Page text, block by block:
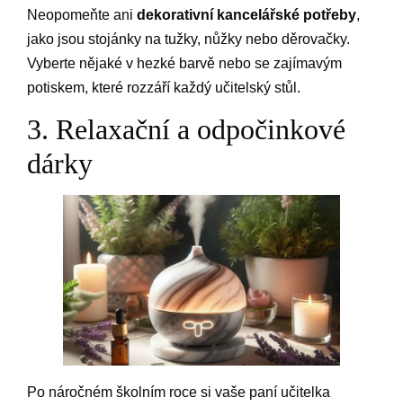
Neopomeňte ani dekorativní kancelářské potřeby,
jako jsou stojánky na tužky, nůžky nebo děrovačky.
Vyberte nějaké v hezké barvě nebo se zajímavým
potiskem, které rozzáří každý učitelský stůl.
3. Relaxační a odpočinkové
dárky
Po náročném školním roce si vaše paní učitelka